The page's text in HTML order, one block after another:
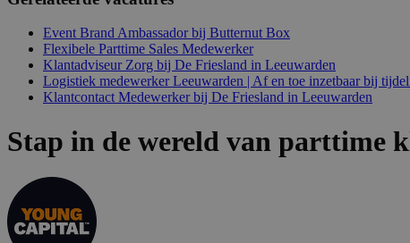
Event Brand Ambassador bij Butternut Box
Flexibele Parttime Sales Medewerker
Klantadviseur Zorg bij De Friesland in Leeuwarden
Logistiek medewerker Leeuwarden | Af en toe inzetbaar bij
Klantcontact Medewerker bij De Friesland in Leeuwarden
Stap in de wereld van parttime